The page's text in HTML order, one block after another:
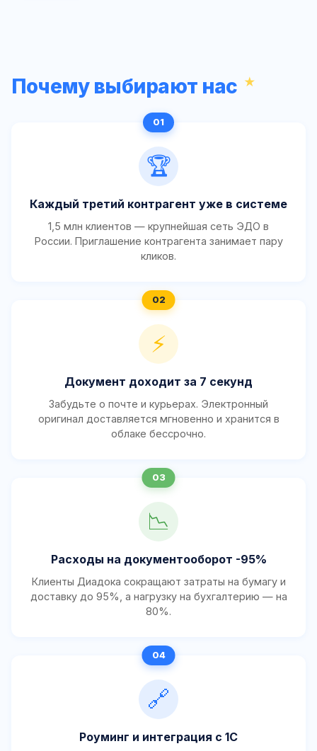
Почему выбирают нас
🏆
Каждый третий контрагент уже в системе
1,5 млн клиентов — крупнейшая сеть ЭДО в
России. Приглашение контрагента занимает пару
кликов.
⚡
Документ доходит за 7 секунд
Забудьте о почте и курьерах. Электронный
оригинал доставляется мгновенно и хранится в
облаке бессрочно.
📉
Расходы на документооборот -95%
Клиенты Диадока сокращают затраты на бумагу и
доставку до 95%, а нагрузку на бухгалтерию — на
80%.
🔗
Роуминг и интеграция с 1С